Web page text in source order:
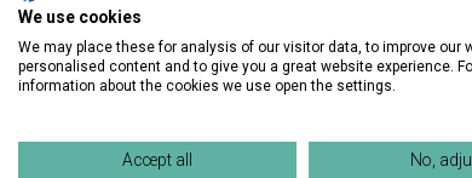
Termékjellemzők
We use cookies
We may place these for analysis of our visitor data, to improve our
personalised content and to give you a great website experience.
information about the cookies we use open the settings.
Accept all No,